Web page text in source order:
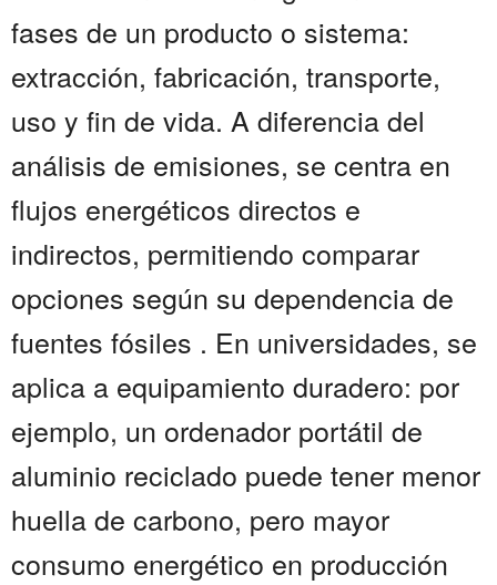
fases de un producto o sistema:
extracción, fabricación, transporte,
uso y fin de vida. A diferencia del
análisis de emisiones, se centra en
flujos energéticos directos e
indirectos, permitiendo comparar
opciones según su dependencia de
fuentes fósiles . En universidades, se
aplica a equipamiento duradero: por
ejemplo, un ordenador portátil de
aluminio reciclado puede tener menor
huella de carbono, pero mayor
consumo energético en producción